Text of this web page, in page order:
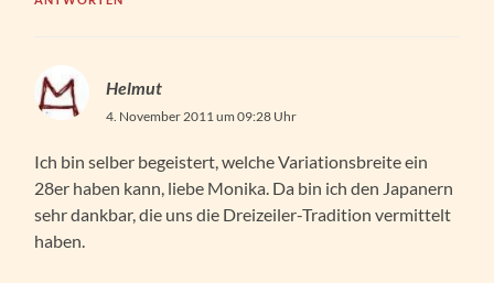
Helmut
4. November 2011 um 09:28 Uhr
Ich bin selber begeistert, welche Variationsbreite ein
28er haben kann, liebe Monika. Da bin ich den Japanern
sehr dankbar, die uns die Dreizeiler-Tradition vermittelt
haben.